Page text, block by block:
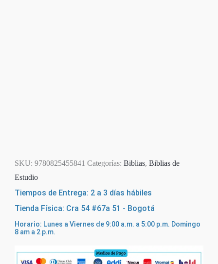
SKU: 9780825455841 Categorías: Biblias, Biblias de
Estudio
Tiempos de Entrega: 2 a 3 días hábiles
Tienda Física: Cra 54 #67a 51 - Bogotá
Horario: Lunes a Viernes de 9:00 a.m. a 5:00 p.m. Domingo
8 am a 2 p.m.